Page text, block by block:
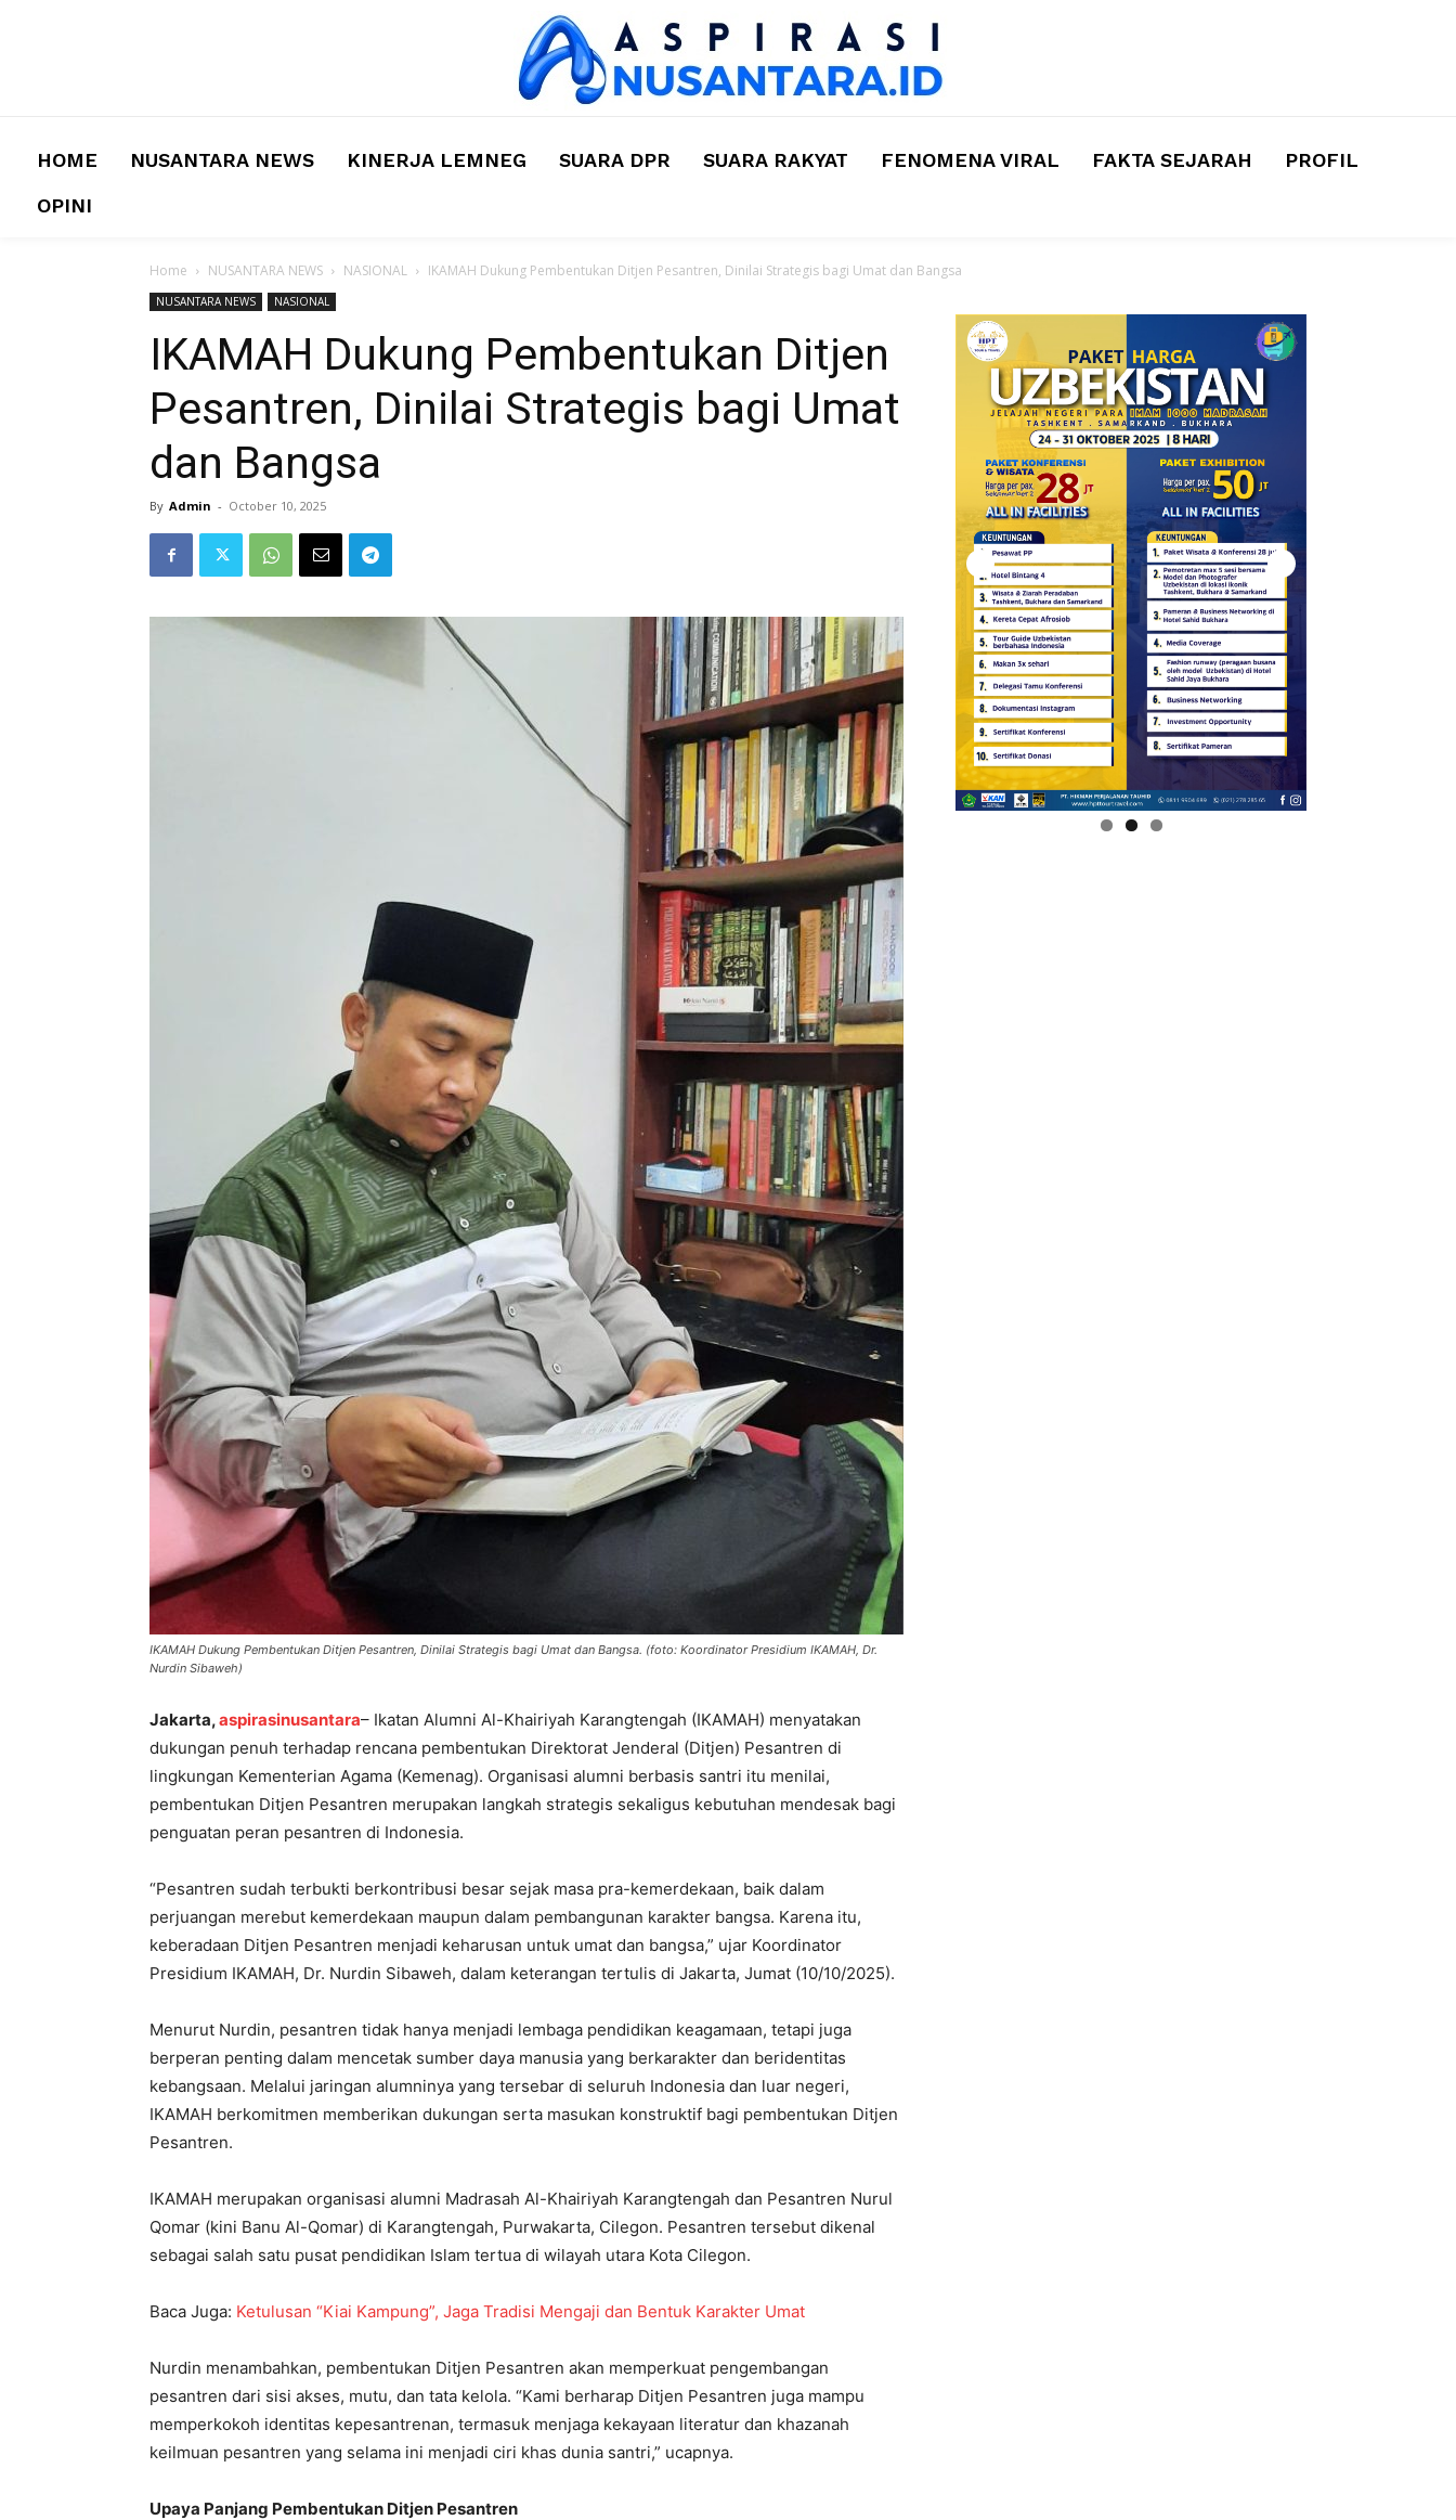
HOME NUSANTARA NEWS KINERJA LEMNEG SUARA DPR SUARA RAKYAT FENOMENA VIRAL FAKTA SEJARAH
PROFIL
OPINI
Home NUSANTARA NEWS NASIONAL IKAMAH Dukung Pembentukan Ditjen Pesantren, Dinilai Strategis bagi Umat dan Bangsa
NUSANTARA NEWS NASIONAL
IKAMAH Dukung Pembentukan Ditjen
Pesantren, Dinilai Strategis bagi Umat
dan Bangsa
By Admin - October 10, 2025
IKAMAH Dukung Pembentukan Ditjen Pesantren, Dinilai Strategis bagi Umat dan Bangsa. (foto: Koordinator Presidium IKAMAH, Dr.
Nurdin Sibaweh)
Jakarta,aspirasinusantara– Ikatan Alumni Al-Khairiyah Karangtengah (IKAMAH) menyatakan
dukungan penuh terhadap rencana pembentukan Direktorat Jenderal (Ditjen) Pesantren di
lingkungan Kementerian Agama (Kemenag). Organisasi alumni berbasis santri itu menilai,
pembentukan Ditjen Pesantren merupakan langkah strategis sekaligus kebutuhan mendesak bagi
penguatan peran pesantren di Indonesia.
“Pesantren sudah terbukti berkontribusi besar sejak masa pra-kemerdekaan, baik dalam
perjuangan merebut kemerdekaan maupun dalam pembangunan karakter bangsa. Karena itu,
keberadaan Ditjen Pesantren menjadi keharusan untuk umat dan bangsa,” ujar Koordinator
Presidium IKAMAH, Dr. Nurdin Sibaweh, dalam keterangan tertulis di Jakarta, Jumat (10/10/2025).
Menurut Nurdin, pesantren tidak hanya menjadi lembaga pendidikan keagamaan, tetapi juga
berperan penting dalam mencetak sumber daya manusia yang berkarakter dan beridentitas
kebangsaan. Melalui jaringan alumninya yang tersebar di seluruh Indonesia dan luar negeri,
IKAMAH berkomitmen memberikan dukungan serta masukan konstruktif bagi pembentukan Ditjen
Pesantren.
IKAMAH merupakan organisasi alumni Madrasah Al-Khairiyah Karangtengah dan Pesantren Nurul
Qomar (kini Banu Al-Qomar) di Karangtengah, Purwakarta, Cilegon. Pesantren tersebut dikenal
sebagai salah satu pusat pendidikan Islam tertua di wilayah utara Kota Cilegon.
Baca Juga: Ketulusan “Kiai Kampung”, Jaga Tradisi Mengaji dan Bentuk Karakter Umat
Nurdin menambahkan, pembentukan Ditjen Pesantren akan memperkuat pengembangan
pesantren dari sisi akses, mutu, dan tata kelola. “Kami berharap Ditjen Pesantren juga mampu
memperkokoh identitas kepesantrenan, termasuk menjaga kekayaan literatur dan khazanah
keilmuan pesantren yang selama ini menjadi ciri khas dunia santri,” ucapnya.
Upaya Panjang Pembentukan Ditjen Pesantren